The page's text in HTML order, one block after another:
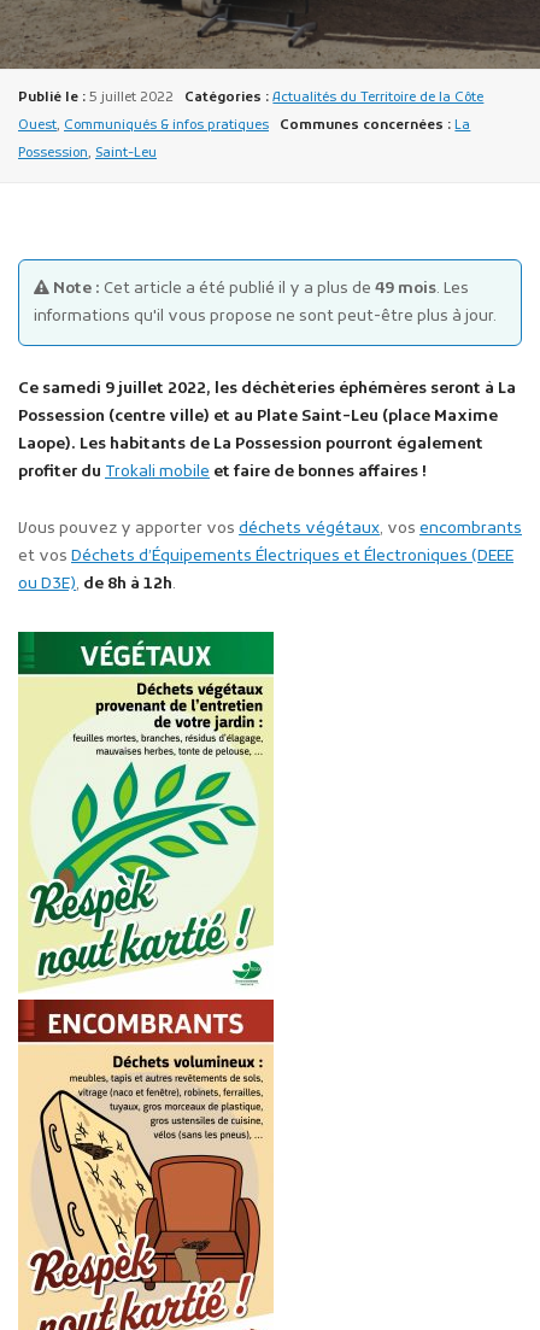
Plans d'accès
Publié le : 5 juillet 2022 Catégories : Actualités du Territoire de la Côte
Ouest, Communiqués & infos pratiques Communes concernées : La
Possession, Saint-Leu
Note : Cet article a été publié il y a plus de 49 mois. Les
informations qu'il vous propose ne sont peut-être plus à jour.
Ce samedi 9 juillet 2022, les déchèteries éphémères seront à La
Possession (centre ville) et au Plate Saint-Leu (place Maxime
Laope). Les habitants de La Possession pourront également
profiter du Trokali mobile et faire de bonnes affaires !
Vous pouvez y apporter vos déchets végétaux, vos encombrants
et vos Déchets d’Équipements Électriques et Électroniques (DEEE
ou D3E), de 8h à 12h.